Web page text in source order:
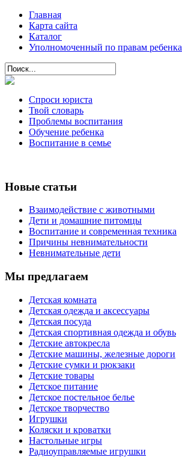
Главная
Карта сайта
Каталог
Уполномоченный по правам ребенка
Спроси юриста
Твой словарь
Проблемы воспитания
Обучение ребенка
Воспитание в семье
Новые статьи
Взаимодействие с животными
Дети и домашние питомцы
Воспитание и современная техника
Причины невнимательности
Невнимательные дети
Мы предлагаем
Детская комната
Детская одежда и аксессуары
Детская посуда
Детская спортивная одежда и обувь
Детские автокресла
Детские машины, железные дороги
Детские сумки и рюкзаки
Детские товары
Детское питание
Детское постельное белье
Детское творчество
Игрушки
Коляски и кроватки
Настольные игры
Радиоуправляемые игрушки